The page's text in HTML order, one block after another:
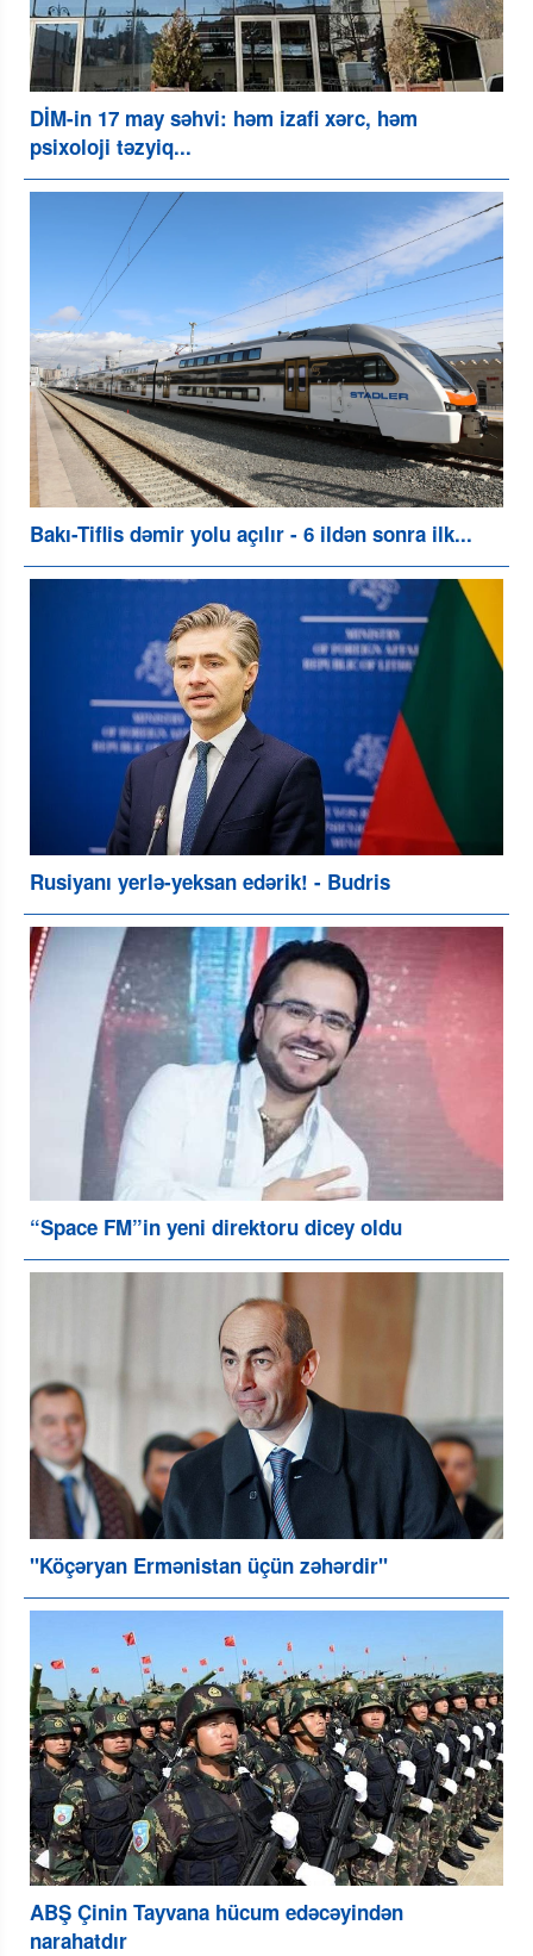
DİM-in 17 may səhvi: həm izafi xərc, həm
psixoloji təzyiq...
Bakı-Tiflis dəmir yolu açılır - 6 ildən sonra ilk...
Rusiyanı yerlə-yeksan edərik! - Budris
“Space FM”in yeni direktoru dicey oldu
"Köçəryan Ermənistan üçün zəhərdir"
ABŞ Çinin Tayvana hücum edəcəyindən
narahatdır